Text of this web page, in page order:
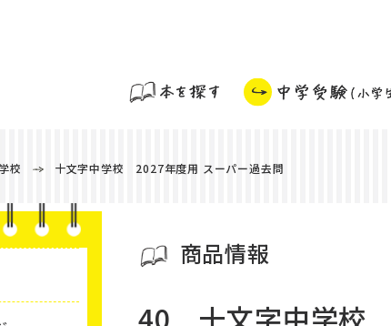
校 十文字中学校 2027年度用 スーパー過去問
商品情報
40 十文字中学校